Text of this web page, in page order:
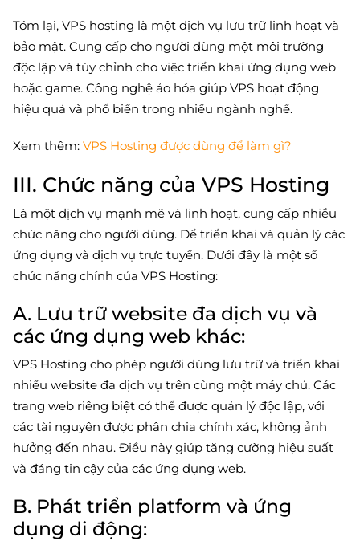
Tóm lại, VPS hosting là một dịch vụ lưu trữ linh hoạt và
bảo mật. Cung cấp cho người dùng một môi trường
độc lập và tùy chỉnh cho việc triển khai ứng dụng web
hoặc game. Công nghệ ảo hóa giúp VPS hoạt động
hiệu quả và phổ biến trong nhiều ngành nghề.
Xem thêm:VPS Hosting được dùng để làm gì?
III. Chức năng của VPS Hosting
Là một dịch vụ mạnh mẽ và linh hoạt, cung cấp nhiều
chức năng cho người dùng. Dể triển khai và quản lý các
ứng dụng và dịch vụ trực tuyến. Dưới đây là một số
chức năng chính của VPS Hosting:
A. Lưu trữ website đa dịch vụ và
các ứng dụng web khác:
VPS Hosting cho phép người dùng lưu trữ và triển khai
nhiều website đa dịch vụ trên cùng một máy chủ. Các
trang web riêng biệt có thể được quản lý độc lập, với
các tài nguyên được phân chia chính xác, không ảnh
hưởng đến nhau. Điều này giúp tăng cường hiệu suất
và đáng tin cậy của các ứng dụng web.
B. Phát triển platform và ứng
dụng di động: